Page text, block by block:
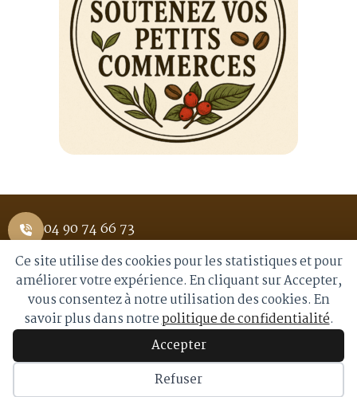
04 90 74 66 73
1 Place Saint Pierre 84400 APT
info@royalmoka.fr
© 2026 Royal Moka. Tous droits réservés
Ce site utilise des cookies pour les statistiques et pour
améliorer votre expérience. En cliquant sur Accepter,
vous consentez à notre utilisation des cookies. En
savoir plus dans notrepolitique de confidentialité.
Accepter
Refuser